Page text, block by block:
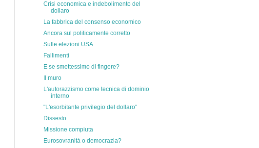
Crisi economica e indebolimento del
dollaro
La fabbrica del consenso economico
Ancora sul politicamente corretto
Sulle elezioni USA
Fallimenti
E se smettessimo di fingere?
Il muro
L'autorazzismo come tecnica di dominio
interno
"L'esorbitante privilegio del dollaro"
Dissesto
Missione compiuta
Eurosovranità o democrazia?